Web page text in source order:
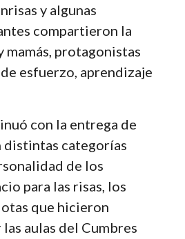
y algunas
compartieron la
mamás, protagonistas
esfuerzo, aprendizaje
con la entrega de
categorías
de los
para las risas, los
que hicieron
aulas del Cumbres